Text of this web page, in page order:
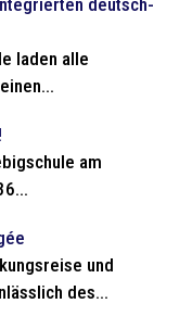
deutsch-
laden alle
am
und
des...